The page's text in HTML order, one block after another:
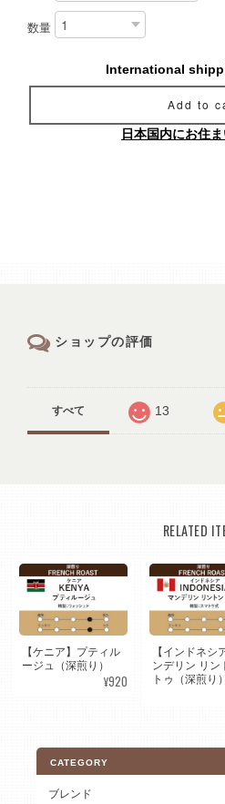
数量
International
Add to
日本国内にお住
ショップの評価
すべて 13
RELATED
【ケニア】プティル
ージュ（深煎り）
¥920
【インドネシ
ンデリン リン
トゥ（深煎り）
CATEGORY
ブレンド